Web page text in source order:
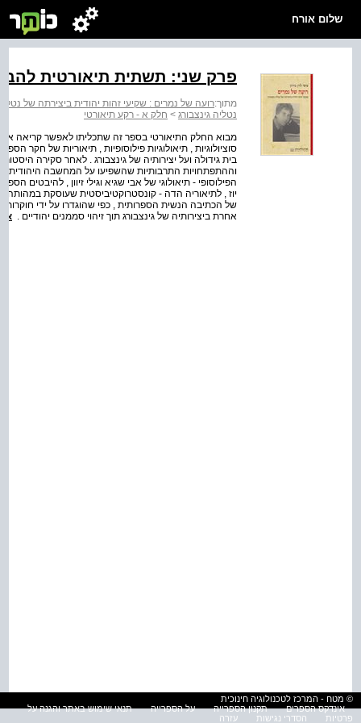
שלום אורח
פרק שני: תשתית תיאורטית
מתוך:רועה של נמרים : שקיעי זהות יהודית ביצירתה של
נטליה גינצבורג > חלק א - רקע תיאורטי
מבוא החלק התיאורטי בספר זה שתכליתו לאפשר קריאה
סוציולוגיות , תיאולוגיות פילוסופיות , תיאוריות של חקר
בית גידולה ועל יצירותיה של גינצבורג . לאחר סקירה
וההתפתחויות התרבותיות שהשפיעו על המחשבה היהודית ,
הפילוסופי - תיאולוגי של אבי שגיא וגילי זיוון , להיבטים
יוז , לתיאוריה הדה - קונסטרוקטיביסטית שעוסקת
של הכתיבה הנשית הספרותית , כפי שהוגדרו על ידי חוקרות
אחרת ביצירותיה של גינצבורג תוך זיהוי סממנים יהודיים .
© מטח - המרכז לטכנולוגיה חינוכית
אינדקס הספרים
תקנון הספרייה על הספרייה
תנאי שימוש באתר והגנה על
פרטיות
הסדרי נגישות עזרה